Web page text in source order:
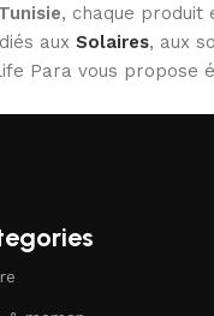
, chaque
aux Solaires, aux
Para vous propose